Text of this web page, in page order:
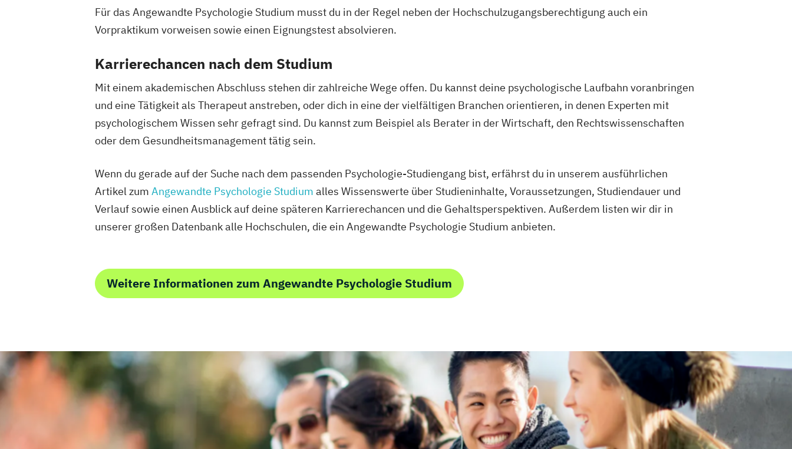
Für das Angewandte Psychologie Studium musst du in der Regel neben der Hochschulzugangsberechtigung auch ein
Vorpraktikum vorweisen sowie einen Eignungstest absolvieren.
Karrierechancen nach dem Studium
Mit einem akademischen Abschluss stehen dir zahlreiche Wege offen. Du kannst deine psychologische Laufbahn voranbringen
und eine Tätigkeit als Therapeut anstreben, oder dich in eine der vielfältigen Branchen orientieren, in denen Experten mit
psychologischem Wissen sehr gefragt sind. Du kannst zum Beispiel als Berater in der Wirtschaft, den Rechtswissenschaften
oder dem Gesundheitsmanagement tätig sein.
Wenn du gerade auf der Suche nach dem passenden Psychologie-Studiengang bist, erfährst du in unserem ausführlichen
Artikel zum Angewandte Psychologie Studium alles Wissenswerte über Studieninhalte, Voraussetzungen, Studiendauer und
Verlauf sowie einen Ausblick auf deine späteren Karrierechancen und die Gehaltsperspektiven. Außerdem listen wir dir in
unserer großen Datenbank alle Hochschulen, die ein Angewandte Psychologie Studium anbieten.
Weitere Informationen zum Angewandte Psychologie Studium